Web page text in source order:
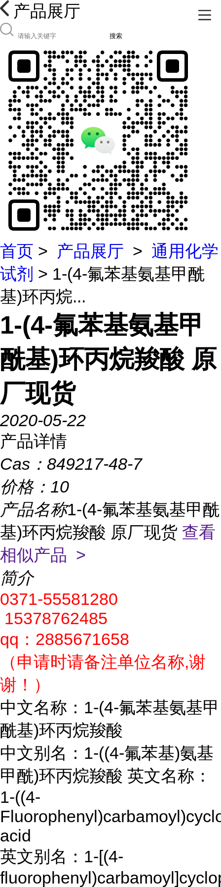
产品展厅
搜索
首页 > 产品展厅 > 通用化学
试剂 > 1-(4-氟苯基氨基甲酰
基)环丙烷...
1-(4-氟苯基氨基甲
酰基)环丙烷羧酸 原
厂现货
2020-05-22
产品详情
Cas： 849217-48-7
价格： 10
产品名称1-(4-氟苯基氨基甲酰
基)环丙烷羧酸 原厂现货 查看
相似产品 >
简介
0371-55581280
15378762485
qq：2885671658
（申请时请备注单位名称,谢
谢！）
中文名称：1-(4-氟苯基氨基甲
酰基)环丙烷羧酸
中文别名：1-((4-氟苯基)氨基
甲酰)环丙烷羧酸 英文名称：
1-((4-
acid
英文别名：1-[(4-